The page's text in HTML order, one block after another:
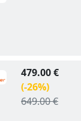
479.00 €
(-26%)
649.00 €